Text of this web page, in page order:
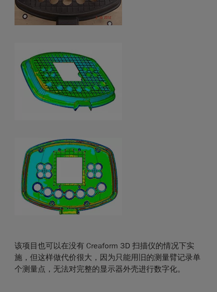
该项目也可以在没有 Creaform 3D 扫描仪的情况下实
施，但这样做代价很大，因为只能用旧的测量臂记录单
个测量点，无法对完整的显示器外壳进行数字化。